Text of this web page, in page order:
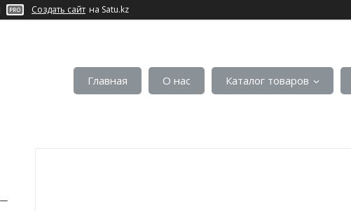
Создать сайт на Satu.kz
Главная О нас Каталог товаров